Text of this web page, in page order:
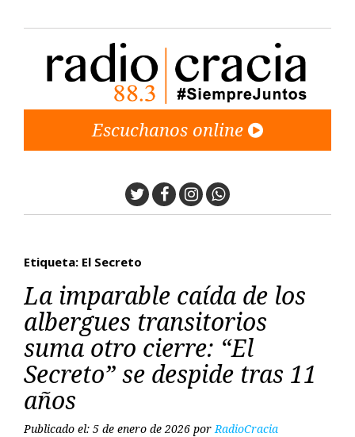
Escuchanos online
TwitterFacebook
Instagram
Whatsapp
Etiqueta: El Secreto
La imparable caída de los
albergues transitorios
suma otro cierre: “El
Secreto” se despide tras 11
años
Publicado el: 5 de enero de 2026 porRadioCracia